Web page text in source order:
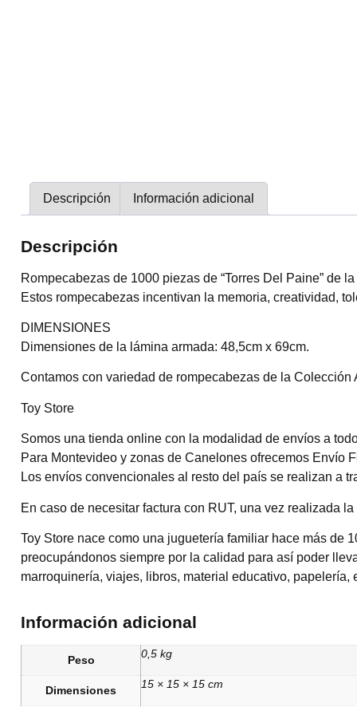
Descripción Información adicional
Descripción
Rompecabezas de 1000 piezas de “Torres Del Paine” de
Estos rompecabezas incentivan la memoria, creatividad,
DIMENSIONES
Dimensiones de la lámina armada: 48,5cm x 69cm.
Contamos con variedad de rompecabezas de la
Toy Store
Somos una tienda online con la modalidad de envíos a
Para Montevideo y zonas de Canelones ofrecemos Envío
Los envíos convencionales al resto del país se realizan a
En caso de necesitar factura con RUT, una vez realizada
Toy Store nace como una juguetería familiar hace más de
preocupándonos siempre por la calidad para así poder
marroquinería, viajes, libros, material educativo, papelería,
Información adicional
Peso 0,5 kg
Dimensiones 15 × 15 × 15 cm